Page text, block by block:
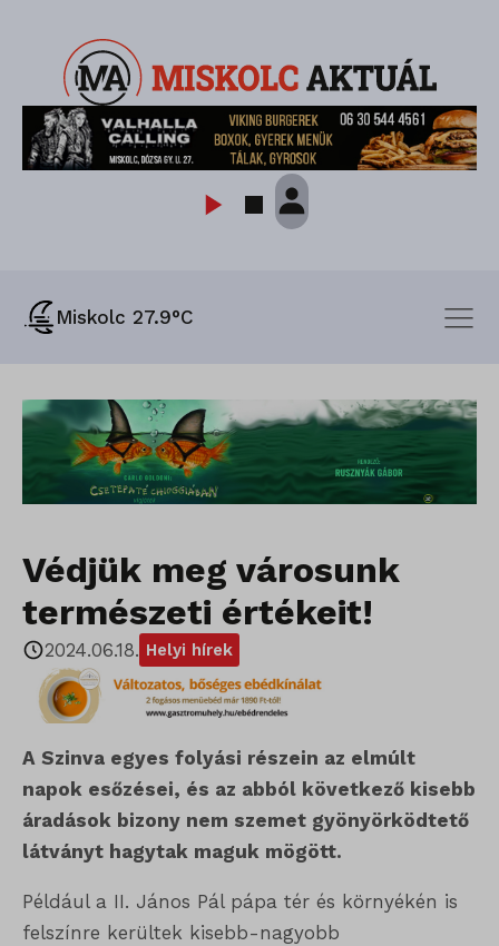
Miskolc 27.9°C
Védjük meg városunk
természeti értékeit!
2024.06.18. Helyi hírek
A Szinva egyes folyási részein az elmúlt
napok esőzései, és az abból következő kisebb
áradások bizony nem szemet gyönyörködtető
látványt hagytak maguk mögött.
Például a II. János Pál pápa tér és környékén is
felszínre kerültek kisebb-nagyobb